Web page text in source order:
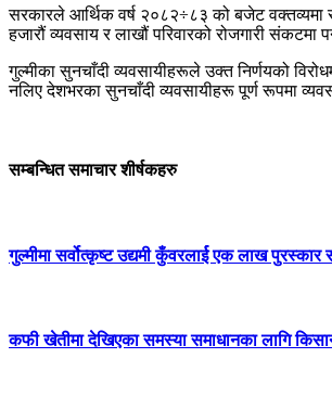
सरकारले आर्थिक वर्ष २०८२÷८३ को बजेट वक्तव्यमा
हजारौं व्यवसाय र लाखौं परिवारको रोजगारी संकटमा
गुल्मीका सुनचाँदी व्यवसायीहरूले उक्त निर्णयको
नलिए देशभरका सुनचाँदी व्यवसायीहरू पूर्ण रूपमा
सम्बन्धित समाचार शीर्षकहरु
गुल्मीमा सर्वोत्कृष्ट उद्यमी कुँवरलार्ई एक लाख पुरस्कार
कफी खेतीमा देखिएका समस्या समाधानका लागि